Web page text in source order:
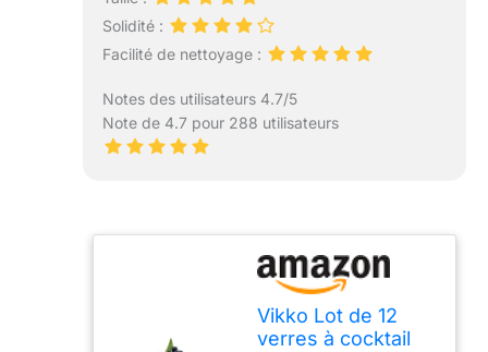
Solidité :
Facilité de nettoyage :
Notes des utilisateurs 4.7/5
Note de 4.7 pour 288 utilisateurs
Vikko Lot de 12
verres à cocktail